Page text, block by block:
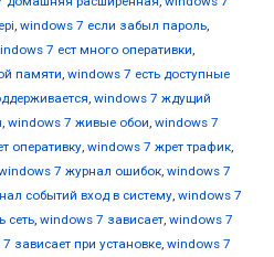
, windows 7 если забыл пароль,
7 ест много оперативки,
памяти, windows 7 есть доступные
, windows 7 ждущий
, windows 7 живые обои, windows 7
оперативку, windows 7 жрет трафик,
7 журнал ошибок, windows 7
событий вход в систему, windows 7
сеть, windows 7 зависает, windows 7
зависает при установке, windows 7